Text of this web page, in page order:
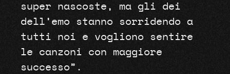
super nascoste, ma gli dei
dell’emo stanno sorridendo a
tutti noi e vogliono sentire
le canzoni con maggiore
successo”.